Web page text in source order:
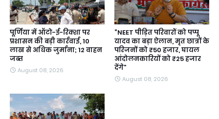
पूर्णिया में ऑटो-ई-रिक्शा पर
प्रशासन की बड़ी कार्रवाई, 10
लाख से अधिक जुर्माना; 12 वाहन
जब्त
August 08, 2026
“NEET पीड़ित परिवारों को पप्पू
यादव का बड़ा ऐलान, मृत छात्रों के
परिजनों को ₹50 हजार, घायल
आंदोलनकारियों को ₹25 हजार
देंगे”
August 08, 2026